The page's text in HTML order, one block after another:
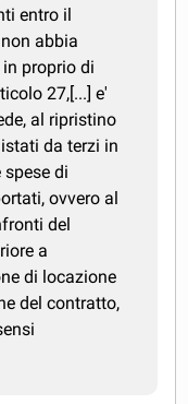
entro il
abbia
proprio di
27,[...] e'
al ripristino
da terzi in
di
ovvero al
del
a
di locazione
del contratto,